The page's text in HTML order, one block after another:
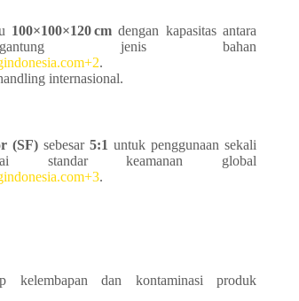
100×100×120 cm dengan kapasitas antara
jenis bahan
.
internasional.
(SF)sebesar 5:1 untuk penggunaan sekali
standar keamanan global
.
kelembapan dan kontaminasi produk